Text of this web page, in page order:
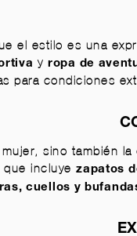
el estilo es una
yropa de
para condiciones
sino también
que incluyezapatos
,cuellos y